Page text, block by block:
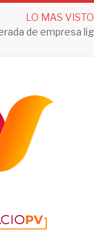
LO MAS VISTO